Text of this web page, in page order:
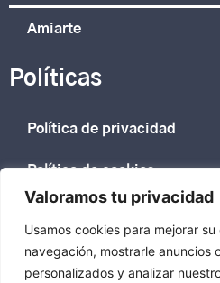
Valoramos tu privacidad
Usamos cookies para mejorar
navegación, mostrarle anuncios
personalizados y analizar
Amiarte
Políticas
Política de privacidad
Política de cookies
Bego